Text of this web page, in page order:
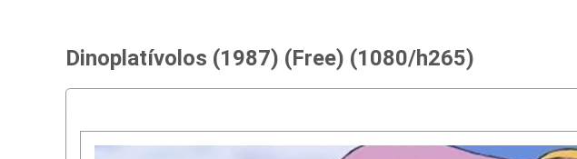
Dinoplatívolos (1987) (Free) (1080/h265)